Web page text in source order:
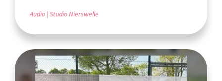
Audio Studio Nierswelle